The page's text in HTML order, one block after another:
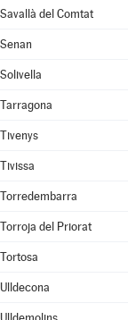
Savallà del Comtat
Senan
Solivella
Tarragona
Tivenys
Tivissa
Torredembarra
Torroja del Priorat
Tortosa
Ulldecona